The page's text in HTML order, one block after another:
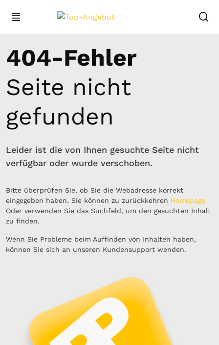
404-Fehler
Seite nicht
gefunden
Leider ist die von Ihnen gesuchte Seite nicht
verfügbar oder wurde verschoben.
Bitte überprüfen Sie, ob Sie die Webadresse korrekt
eingegeben haben. Sie können zu zurückkehren Homepage
Oder verwenden Sie das Suchfeld, um den gesuchten Inhalt
zu finden.
Wenn Sie Probleme beim Auffinden von Inhalten haben,
können Sie sich an unseren Kundensupport wenden.